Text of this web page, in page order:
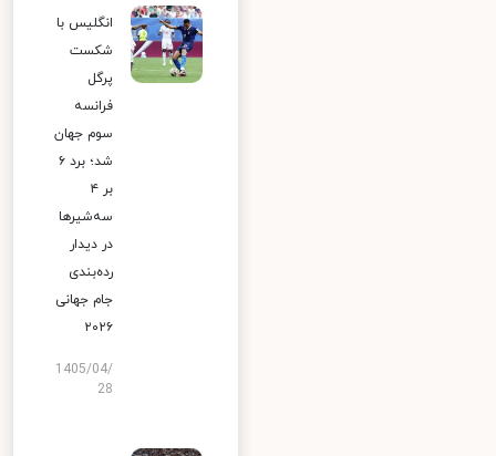
انگلیس با
شکست
پرگل
فرانسه
سوم جهان
شد؛ برد ۶
بر ۴
سه‌شیرها
در دیدار
رده‌بندی
جام جهانی
۲۰۲۶
1405/04/
28